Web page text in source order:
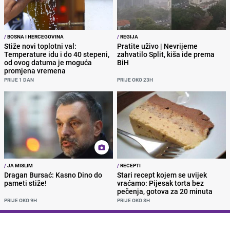
/BOSNA I HERCEGOVINA
Stiže novi toplotni val:
Temperature idu i do 40 stepeni,
od ovog datuma je moguća
promjena vremena
PRIJE 1 DAN
/REGIJA
Pratite uživo | Nevrijeme
zahvatilo Split, kiša ide prema
BiH
PRIJE OKO 23H
/JA MISLIM
Dragan Bursać: Kasno Dino do
pameti stiže!
PRIJE OKO 9H
/RECEPTI
Stari recept kojem se uvijek
vraćamo: Pijesak torta bez
pečenja, gotova za 20 minuta
PRIJE OKO 8H